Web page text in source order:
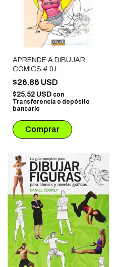
APRENDE A DIBUJAR
COMICS # 01
$26.86 USD
$25.52 USD con
Transferencia o depósito
bancario